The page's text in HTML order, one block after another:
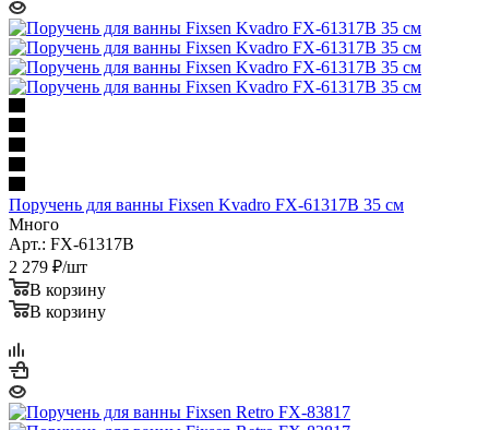
Поручень для ванны Fixsen Kvadro FX-61317B 35 см
Много
Арт.: FX-61317B
2 279 ₽/шт
В корзину
В корзину